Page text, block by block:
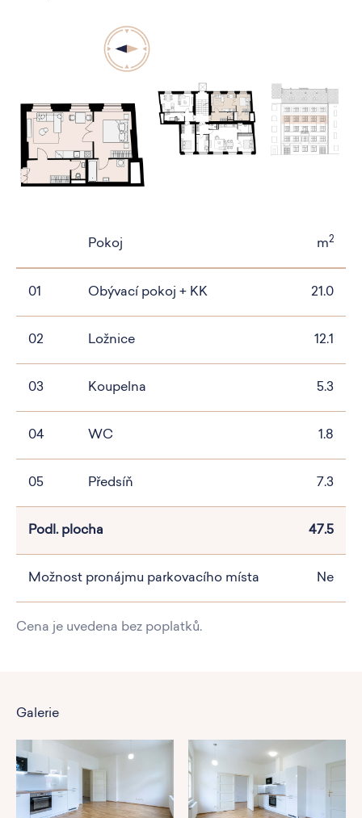
Pokoj m2
01 Obývací pokoj + KK 21.0
02 Ložnice 12.1
03 Koupelna 5.3
04 WC 1.8
05 Předsíň 7.3
Podl. plocha 47.5
Možnost pronájmu parkovacího místa Ne
Cena je uvedena bez poplatků.
Galerie